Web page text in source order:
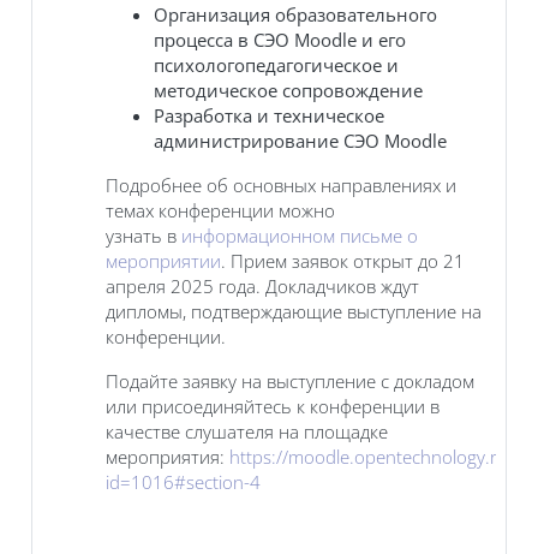
Организация образовательного
процесса в СЭО Moodle и его
психологопедагогическое и
методическое сопровождение
Разработка и техническое
администрирование СЭО Moodle
Подробнее об основных направлениях и
темах конференции можно
узнать в информационном письме о
мероприятии. Прием заявок открыт до 21
апреля 2025 года. Докладчиков ждут
дипломы, подтверждающие выступление на
конференции.
Подайте заявку на выступление с докладом
или присоединяйтесь к конференции в
качестве слушателя на площадке
мероприятия: https://moodle.opentechnology.ru/
id=1016#section-4